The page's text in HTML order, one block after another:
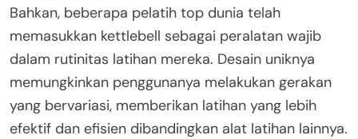
Bahkan, beberapa pelatih top dunia telah
memasukkan kettlebell sebagai peralatan wajib
dalam rutinitas latihan mereka. Desain uniknya
memungkinkan penggunanya melakukan gerakan
yang bervariasi, memberikan latihan yang lebih
efektif dan efisien dibandingkan alat latihan lainnya.